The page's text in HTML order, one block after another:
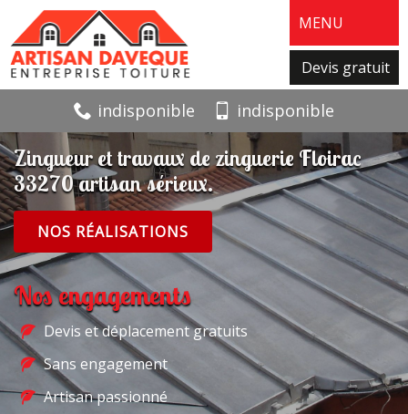
MENU
Devis gratuit
indisponible indisponible
Zingueur et travaux de zinguerie Floirac
33270 artisan sérieux.
NOS RÉALISATIONS
Nos engagements
Devis et déplacement gratuits
Sans engagement
Artisan passionné